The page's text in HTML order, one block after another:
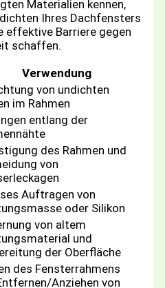
Materialien kennen,
Ihres Dachfensters
effektive Barriere gegen
schaffen.
Verwendung
von undichten
im Rahmen
entlang der
des Rahmen und
von
Auftragen von
oder Silikon
von altem
und
der Oberfläche
des Fensterrahmens
Anziehen von